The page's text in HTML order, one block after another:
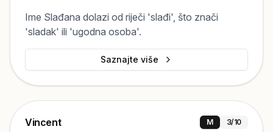
Ime Slađana dolazi od riječi 'slađi', što znači
'sladak' ili 'ugodna osoba'.
Saznajte više
Vincent M 3/10